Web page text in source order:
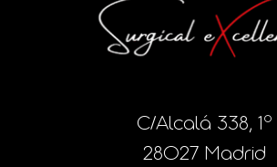
C/Alcalá 338, 1º
28027 Madrid